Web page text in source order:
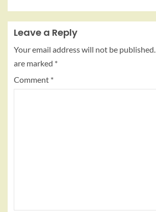
Leave a Reply
Your email address will not be published.
are marked *
Comment *